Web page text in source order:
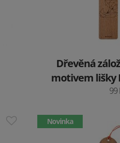
Dřevěná
motivem lišky
99
Novinka